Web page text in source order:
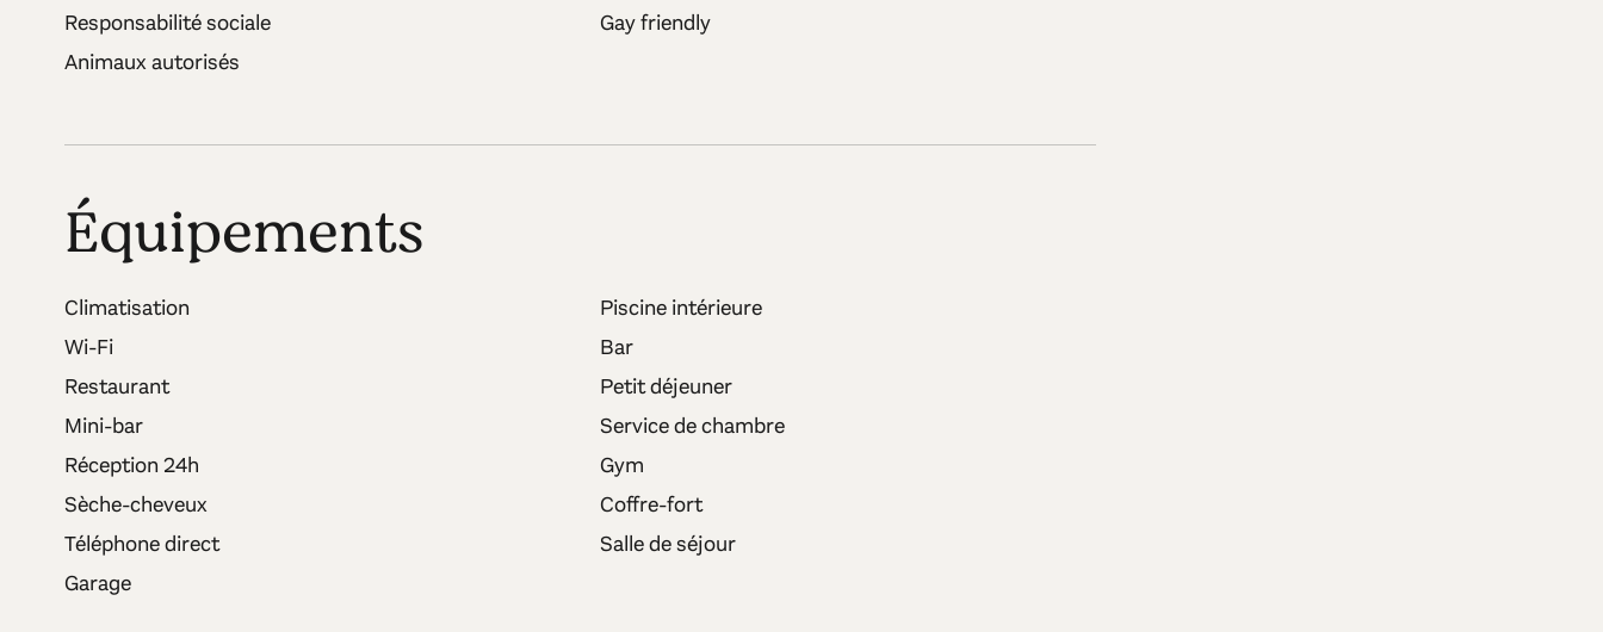
Responsabilité sociale
Gay friendly
Animaux autorisés
Équipements
Climatisation
Piscine intérieure
Wi-Fi
Bar
Restaurant
Petit déjeuner
Mini-bar
Service de chambre
Réception 24h
Gym
Sèche-cheveux
Coffre-fort
Téléphone direct
Salle de séjour
Garage